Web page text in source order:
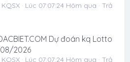
Lúc 07:07:24 Hôm qua
Trả
Dự đoán kq Lotto
2026
Lúc 07:07:24 Hôm qua
Trả